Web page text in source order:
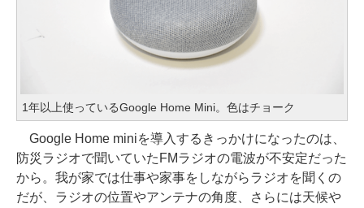
1年以上使っているGoogle Home Mini。色はチョーク
Google Home miniを導入するきっかけになったのは、
防災ラジオで聞いていたFMラジオの電波が不安定だった
から。我が家では仕事や家事をしながらラジオを聞くの
だが、ラジオの位置やアンテナの角度、さらには天候や